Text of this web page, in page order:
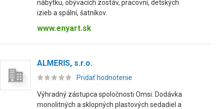
nábytku, obývacích zostáv, pracovní, detských
izieb a spální, šatníkov.
www.enyart.sk
ALMERIS, s.r.o.
Pridať hodnotenie
Výhradný zástupca spoločnosti Omsi. Dodávka
monolitných a sklopných plastových sedadiel a